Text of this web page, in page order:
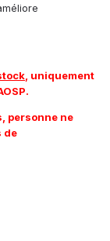
, uniquement
personne ne
de